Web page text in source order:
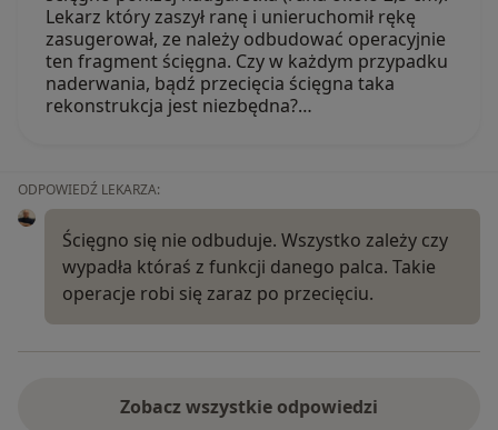
Lekarz który zaszył ranę i unieruchomił rękę
zasugerował, ze należy odbudować operacyjnie
ten fragment ścięgna. Czy w każdym przypadku
naderwania, bądź przecięcia ścięgna taka
rekonstrukcja jest niezbędna?…
ODPOWIEDŹ LEKARZA:
Ścięgno się nie odbuduje. Wszystko zależy czy
wypadła któraś z funkcji danego palca. Takie
operacje robi się zaraz po przecięciu.
Zobacz wszystkie odpowiedzi